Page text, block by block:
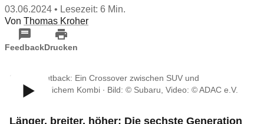
03.06.2024 • Lesezeit: 6 Min.
Von Thomas Kroher
FeedbackDrucken
Subaru Outback: Ein Crossover zwischen SUV und
alltagstauglichem Kombi ∙ Bild: © Subaru, Video: © ADAC e.V.
Länger, breiter, höher: Die sechste Generation